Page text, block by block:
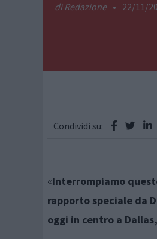
Redazione • 22/11/
Condividi su:
«Interrompiamo
rapporto speciale da
oggi in centro a